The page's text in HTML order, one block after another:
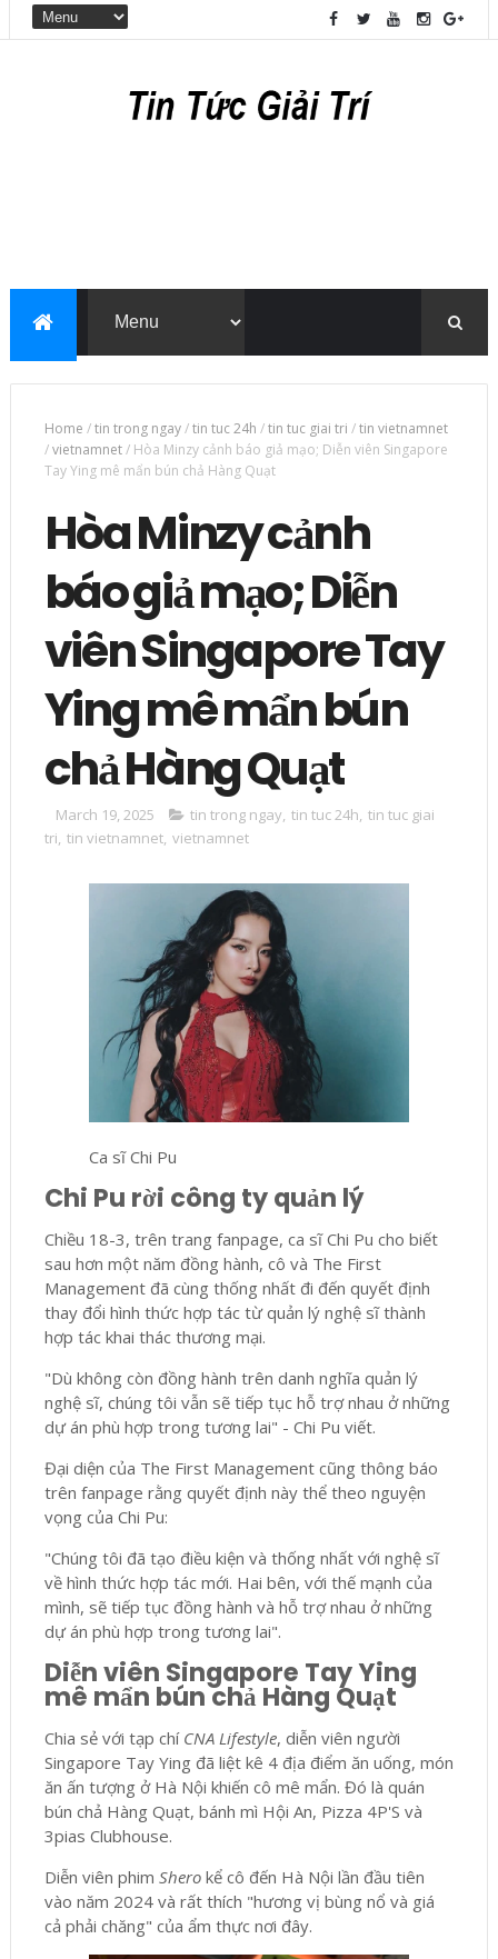
Home /tin trong ngay/tin tuc 24h /tin tuc giai tri /tin vietnamnet
/vietnamnet/ Hòa Minzy cảnh báo giả mạo; Diễn viên Singapore
Tay Ying mê mẩn bún chả Hàng Quạt
Hòa Minzy cảnh
báo giả mạo; Diễn
viên Singapore Tay
Ying mê mẩn bún
chả Hàng Quạt
March 19, 2025 tin trong ngay, tin tuc 24h, tin tuc giai
tri, tin vietnamnet, vietnamnet
Ca sĩ Chi Pu
Chi Pu rời công ty quản lý
Chiều 18-3, trên trang fanpage, ca sĩ Chi Pu cho biết
sau hơn một năm đồng hành, cô và The First
Management đã cùng thống nhất đi đến quyết định
thay đổi hình thức hợp tác từ quản lý nghệ sĩ thành
hợp tác khai thác thương mại.
"Dù không còn đồng hành trên danh nghĩa quản lý
nghệ sĩ, chúng tôi vẫn sẽ tiếp tục hỗ trợ nhau ở những
dự án phù hợp trong tương lai" - Chi Pu viết.
Đại diện của The First Management cũng thông báo
trên fanpage rằng quyết định này thể theo nguyện
vọng của Chi Pu:
"Chúng tôi đã tạo điều kiện và thống nhất với nghệ sĩ
về hình thức hợp tác mới. Hai bên, với thế mạnh của
mình, sẽ tiếp tục đồng hành và hỗ trợ nhau ở những
dự án phù hợp trong tương lai".
Diễn viên Singapore Tay Ying
mê mẩn bún chả Hàng Quạt
Chia sẻ với tạp chí CNA Lifestyle, diễn viên người
Singapore Tay Ying đã liệt kê 4 địa điểm ăn uống, món
ăn ấn tượng ở Hà Nội khiến cô mê mẩn. Đó là quán
bún chả Hàng Quạt, bánh mì Hội An, Pizza 4P'S và
3pias Clubhouse.
Diễn viên phim Sherokể cô đến Hà Nội lần đầu tiên
vào năm 2024 và rất thích "hương vị bùng nổ và giá
cả phải chăng" của ẩm thực nơi đây.